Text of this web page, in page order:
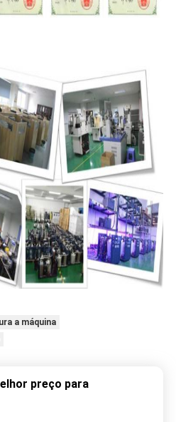
a máquina
preço para